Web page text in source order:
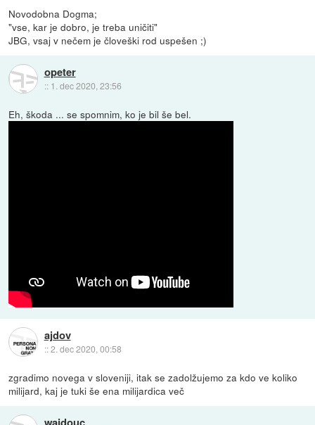
Novodobna Dogma;
"vse, kar je dobro, je treba uničiti"
JBG, vsaj v nečem je človeški rod uspešen ;)
opeter
:: 1. dec 2020, 23:56
Eh, škoda ... se spomnim, ko je bil še bel.
ajdov
::2. dec 2020, 00:58
zgradimo novega v sloveniji, itak se zadolžujemo za kdo ve koliko
milijard, kaj je tuki še ena milijardica več